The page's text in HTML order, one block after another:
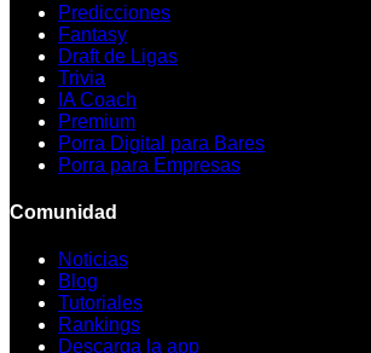
Predicciones
Fantasy
Draft de Ligas
Trivia
IA Coach
Premium
Porra Digital para Bares
Porra para Empresas
Comunidad
Noticias
Blog
Tutoriales
Rankings
Descarga la app